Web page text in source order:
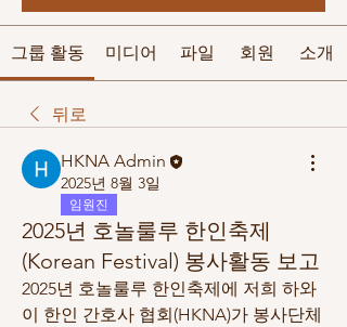
그룹 활동 미디어 파일 회원 소개
뒤로
HKNA Admin
2025년 8월 3일
임원진
2025년 호놀룰루 한인축제
(Korean Festival) 봉사활동 보고
2025년 호놀룰루 한인축제에 저희 하와
이 한인 간호사 협회(HKNA)가 봉사단체